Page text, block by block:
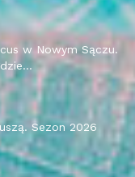
w Nowym Sączu.
Sezon 2026